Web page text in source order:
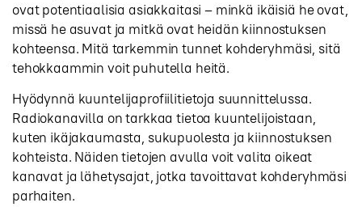
ovat potentiaalisia asiakkaitasi – minkä ikäisiä he ovat,
missä he asuvat ja mitkä ovat heidän kiinnostuksen
kohteensa. Mitä tarkemmin tunnet kohderyhmäsi, sitä
tehokkaammin voit puhutella heitä.
Hyödynnä kuuntelijaprofiilitietoja suunnittelussa.
Radiokanavilla on tarkkaa tietoa kuuntelijoistaan,
kuten ikäjakaumasta, sukupuolesta ja kiinnostuksen
kohteista. Näiden tietojen avulla voit valita oikeat
kanavat ja lähetysajat, jotka tavoittavat kohderyhmäsi
parhaiten.